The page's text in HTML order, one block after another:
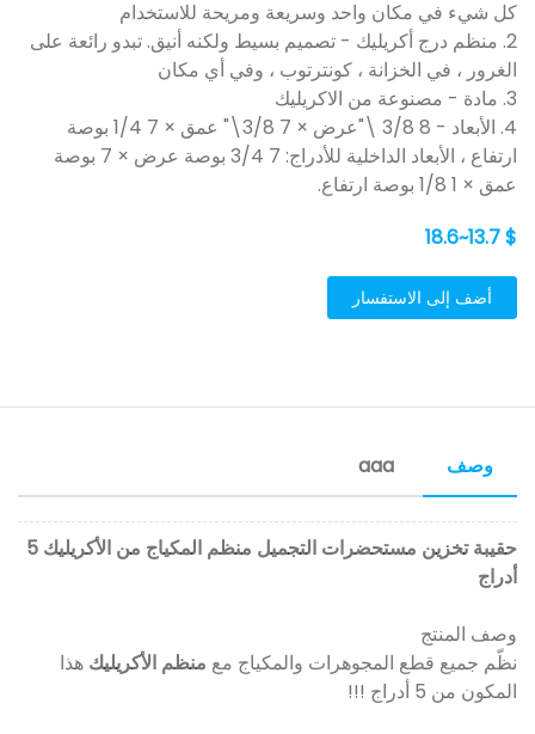
كل شيء في مكان واحد وسريعة ومريحة للاستخدام
2. منظم درج أكريليك - تصميم بسيط ولكنه أنيق. تبدو رائعة على
الغرور ، في الخزانة ، كونترتوب ، وفي أي مكان
3. مادة - مصنوعة من الاكريليك
4. الأبعاد - 8 3/8 \"عرض × 7 3/8\" عمق × 7 1/4 بوصة
ارتفاع ، الأبعاد الداخلية للأدراج: 7 3/4 بوصة عرض × 7 بوصة
عمق × 1 1/8 بوصة ارتفاع.
$ 13.7~18.6
أضف إلى الاستفسار
وصف aaa
حقيبة تخزين مستحضرات التجميل منظم المكياج من الأكريليك 5
أدراج
وصف المنتج
نظّم جميع قطع المجوهرات والمكياج مع منظم الأكريليك هذا
المكون من 5 أدراج !!!